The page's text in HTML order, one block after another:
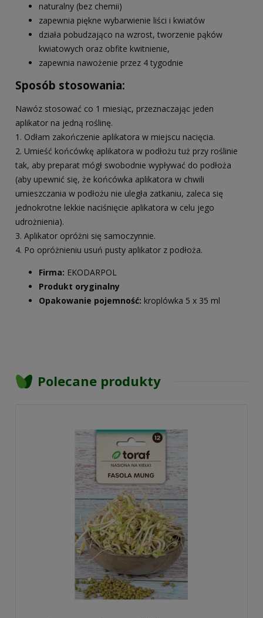
naturalny (bez chemii)
zapewnia piękne wybarwienie liści i kwiatów
działa pobudzająco na wzrost, tworzenie pąków
kwiatowych oraz obfite kwitnienie,
zapewnia nawożenie przez 4 tygodnie
Sposób stosowania:
Nawóz stosować co 1 miesiąc, przeznaczając jeden
aplikator na jedną roślinę.
1. Odłam zakończenie aplikatora w miejscu nacięcia.
2. Umieść końcówkę aplikatora w podłożu tuż przy roślinie
tak, aby preparat mógł swobodnie wypływać do podłoża
(aby upewnić się, że końcówka aplikatora w chwili
umieszczania w podłożu nie uległa zatkaniu, zaleca się
jednokrotne lekkie naciśnięcie aplikatora w celu jego
udrożnienia).
3. Aplikator opróżni się samoczynnie.
4. Po opróżnieniu usuń pusty aplikator z podłoża.
Firma: EKODARPOL
Produkt oryginalny
Opakowanie pojemność: kroplówka 5 x 35 ml
Polecane produkty